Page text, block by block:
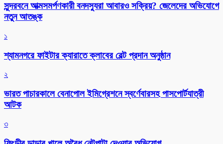
সুন্দরবনে আত্মসমর্পণকারী বনদস্যুরা আবারও সক্রিয়? জেলেদের অভিযোগে
নতুন আতঙ্ক
১
শ্যামনগরে ফাইটার ক্যারাতে ক্লাবের বেল্ট প্রদান অনুষ্ঠান
২
ভারত পাচারকালে বেনাপোল ইমিগ্রেশনে স্বর্ণেবারসহ পাসপোর্টযাত্রী
আটক
৩